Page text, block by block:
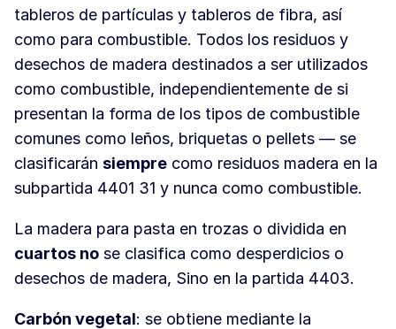
tableros de partículas y tableros de fibra, así
como para combustible. Todos los residuos y
desechos de madera destinados a ser utilizados
como combustible, independientemente de si
presentan la forma de los tipos de combustible
comunes como leños, briquetas o pellets — se
clasificarán siempre como residuos madera en la
subpartida 4401 31 y nunca como combustible.
La madera para pasta en trozas o dividida en
cuartos no se clasifica como desperdicios o
desechos de madera, Sino en la partida 4403.
Carbón vegetal: se obtiene mediante la